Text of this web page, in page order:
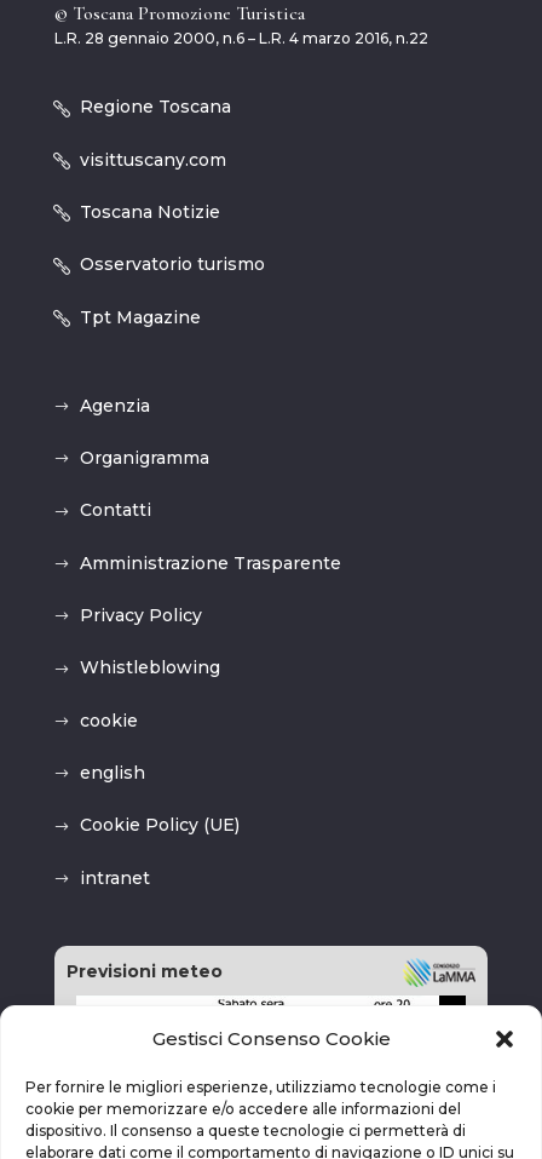
Gestisci Consenso Cookie
Per fornire le migliori esperienze, utilizziamo tecnologie come i
cookie per memorizzare e/o accedere alle informazioni del
dispositivo. Il consenso a queste tecnologie ci permetterà di
elaborare dati come il comportamento di navigazione o ID unici su
© Toscana Promozione Turistica
L.R. 28 gennaio 2000, n.6 – L.R. 4 marzo 2016, n.22
Regione Toscana
visittuscany.com
Toscana Notizie
Osservatorio turismo
Tpt Magazine
Agenzia
Organigramma
Contatti
Amministrazione Trasparente
Privacy Policy
Whistleblowing
cookie
english
Cookie Policy (UE)
intranet
Previsioni meteo